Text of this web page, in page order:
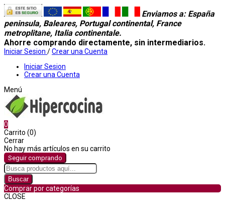
Enviamos a: España
peninsula, Baleares, Portugal continental, France
metroplitane, Italia continentale.
Ahorre comprando directamente, sin intermediarios.
Iniciar Sesion /Crear una Cuenta
Iniciar Sesion
Crear una Cuenta
Menú
0
Carrito (0)
Cerrar
No hay más artículos en su carrito
Seguir comprando
Buscar
Comprar por categorías
CLOSE